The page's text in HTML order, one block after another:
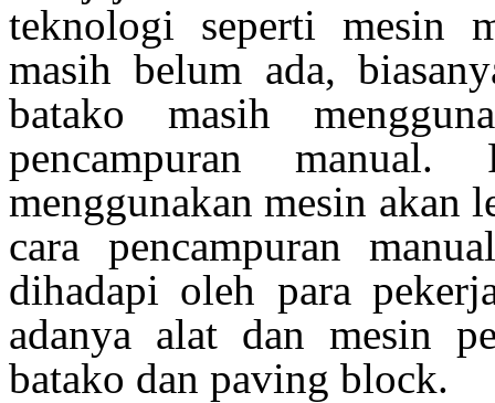
teknologi seperti mesin
masih belum ada,
batako masih
pencampuran manual.
menggunakan mesin akan
cara pencampuran
dihadapi oleh para
adanya alat dan mesin
batako dan paving block.